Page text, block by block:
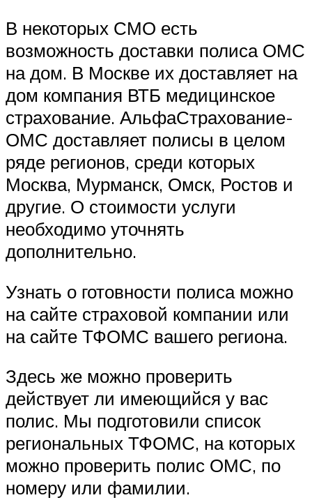
В некоторых СМО есть
возможность доставки полиса ОМС
на дом. В Москве их доставляет на
дом компания ВТБ медицинское
страхование. АльфаСтрахование-
ОМС доставляет полисы в целом
ряде регионов, среди которых
Москва, Мурманск, Омск, Ростов и
другие. О стоимости услуги
необходимо уточнять
дополнительно.
Узнать о готовности полиса можно
на сайте страховой компании или
на сайте ТФОМС вашего региона.
Здесь же можно проверить
действует ли имеющийся у вас
полис. Мы подготовили список
региональных ТФОМС, на которых
можно проверить полис ОМС, по
номеру или фамилии.